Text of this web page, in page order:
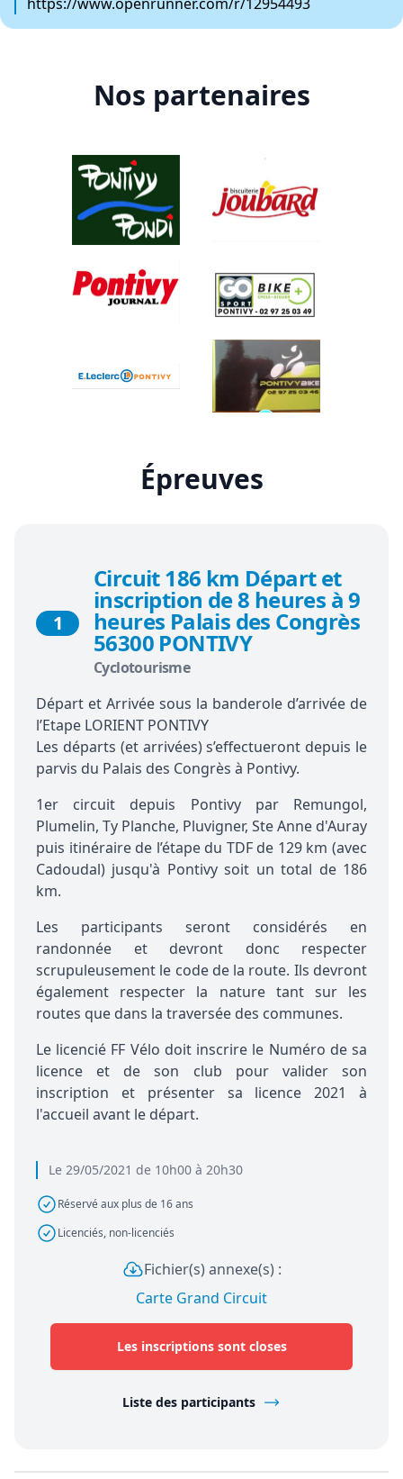
Nos partenaires
Épreuves
Le 29/05/2021 de 10h00 à 20h30
Réservé aux plus de 16 ans
Licenciés, non-licenciés
1
Circuit 186 km Départ et
inscription de 8 heures à 9
heures Palais des Congrès
56300 PONTIVY
Cyclotourisme
Départ et Arrivée sous la banderole d’arrivée de
l’Etape LORIENT PONTIVY
Les départs (et arrivées) s’effectueront depuis le
parvis du Palais des Congrès à Pontivy.
1er circuit depuis Pontivy par Remungol,
Plumelin, Ty Planche, Pluvigner, Ste Anne d'Auray
puis itinéraire de l’étape du TDF de 129 km (avec
Cadoudal) jusqu'à Pontivy soit un total de 186
km.
Les participants seront considérés en
randonnée et devront donc respecter
scrupuleusement le code de la route. Ils devront
également respecter la nature tant sur les
routes que dans la traversée des communes.
Le licencié FF Vélo doit inscrire le Numéro de sa
licence et de son club pour valider son
inscription et présenter sa licence 2021 à
l'accueil avant le départ.
Fichier(s) annexe(s) :
Carte Grand Circuit
Les inscriptions sont closes
Liste des participants